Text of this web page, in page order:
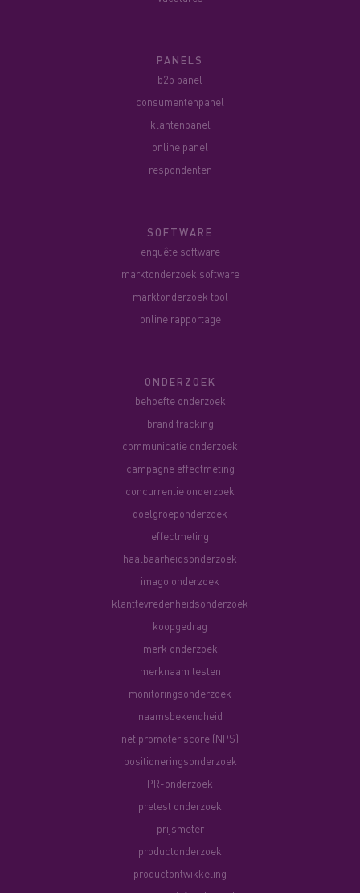
PANELS
b2b panel
consumentenpanel
klantenpanel
online panel
respondenten
SOFTWARE
enquête software
marktonderzoek software
marktonderzoek tool
online rapportage
ONDERZOEK
behoefte onderzoek
brand tracking
communicatie onderzoek
campagne effectmeting
concurrentie onderzoek
doelgroeponderzoek
effectmeting
haalbaarheidsonderzoek
imago onderzoek
klanttevredenheidsonderzoek
koopgedrag
merk onderzoek
merknaam testen
monitoringsonderzoek
naamsbekendheid
net promoter score (NPS)
positioneringsonderzoek
PR-onderzoek
pretest onderzoek
prijsmeter
productonderzoek
productontwikkeling